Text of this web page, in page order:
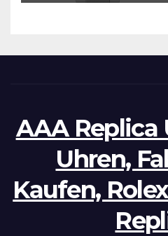
AAA Replica
Uhren,
Kaufen,